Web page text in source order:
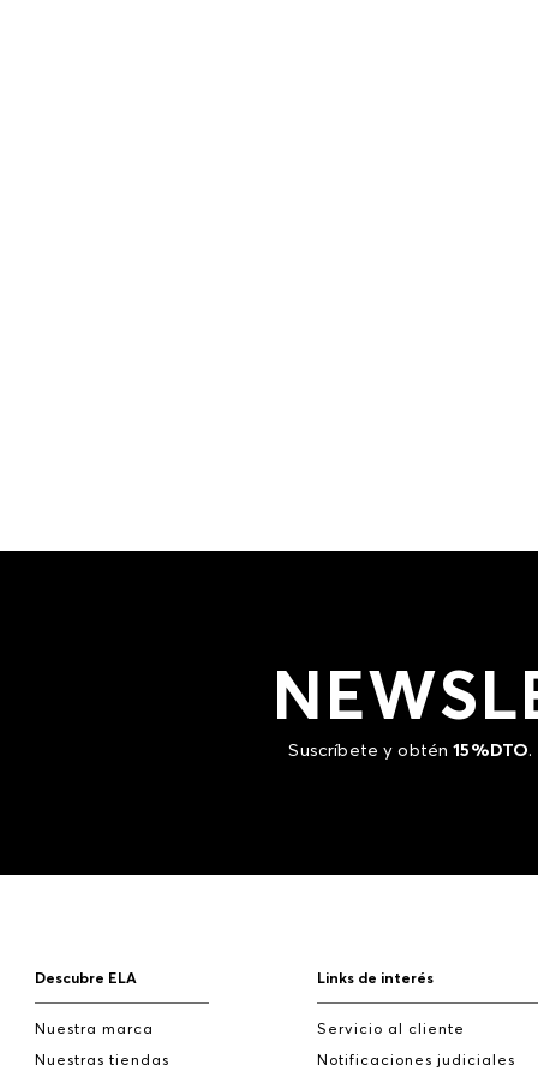
Suscríbete y obtén15%DTO.
Descubre ELA
Nuestra marca
Nuestras tiendas
Links de interés
Servicio al cliente
Notificaciones judiciales